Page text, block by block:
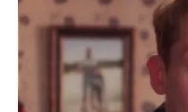
คนเราเกิดมาก็มีอะไรที่ไม่